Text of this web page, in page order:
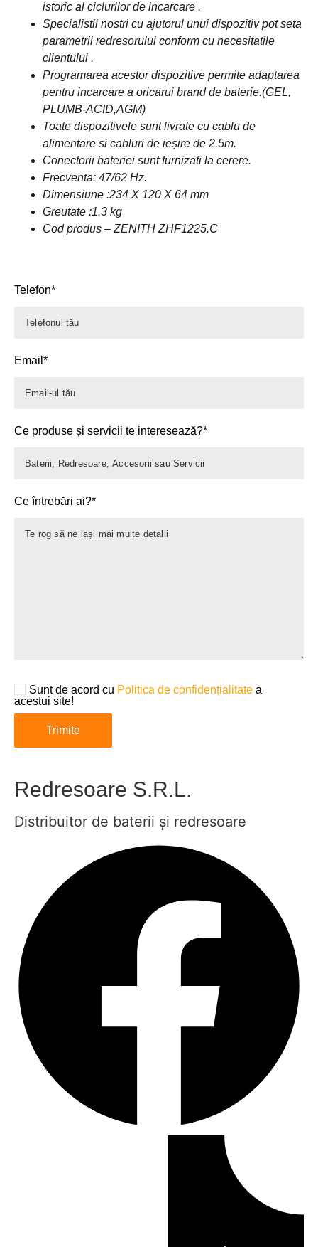
istoric al ciclurilor de incarcare .
Specialistii nostri cu ajutorul unui dispozitiv pot seta
parametrii redresorului conform cu necesitatile
clientului .
Programarea acestor dispozitive permite adaptarea
pentru incarcare a oricarui brand de baterie.(GEL,
PLUMB-ACID,AGM)
Toate dispozitivele sunt livrate cu cablu de
alimentare si cabluri de ieșire de 2.5m.
Conectorii bateriei sunt furnizati la cerere.
Frecventa: 47/62 Hz.
Dimensiune :234 X 120 X 64 mm
Greutate :1.3 kg
Cod produs – ZENITH ZHF1225.C
Telefon*
Email*
Ce produse și servicii te interesează?*
Ce întrebări ai?*
Sunt de acord cu Politica de confidențialitate a
acestui site!
Redresoare S.R.L.
Distribuitor de baterii și redresoare